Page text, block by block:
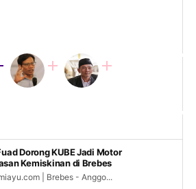
Dorong KUBE Jadi Motor
Kemiskinan di Brebes
| Brebes - Anggo...